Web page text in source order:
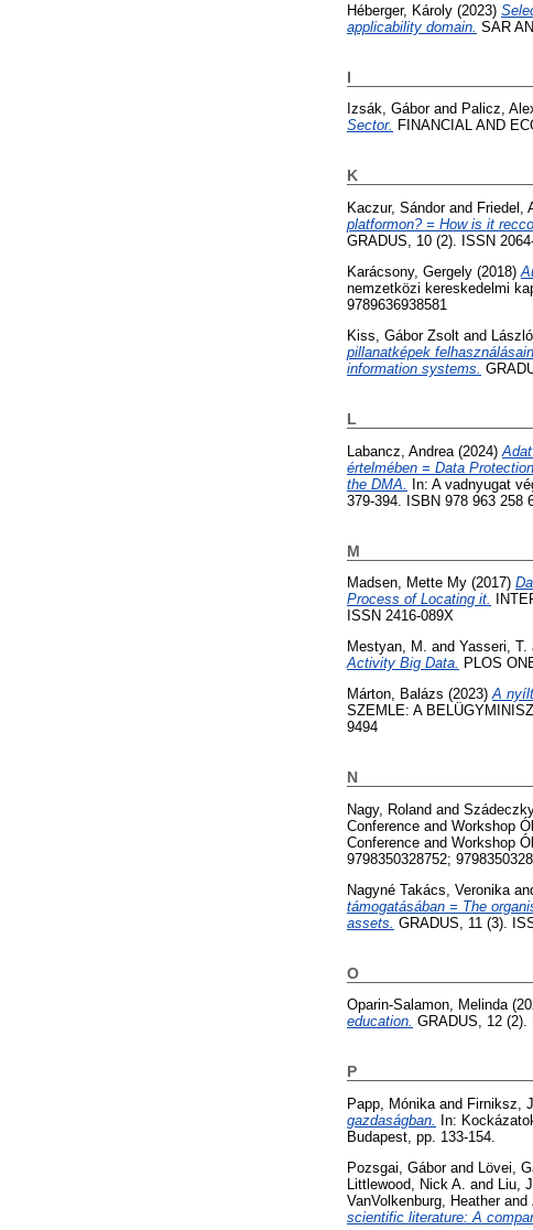
Héberger, Károly (2023)
applicability domain. SAR
I
Izsák, Gáborand Palicz,
Sector. FINANCIAL AND
K
Kaczur, Sándorand Friedel,
platformon? = How is it
GRADUS, 10 (2). ISSN
Karácsony, Gergely (2018)
nemzetközi kereskedelmi
9789636938581
Kiss, Gábor Zsolt and
pillanatképek
information systems.
L
Labancz, Andrea (2024)
értelmében = Data
the DMA.
In: A vadnyugat
379-394. ISBN 978 963 258
M
Madsen, Mette My (2017)
Process of Locating it.
ISSN 2416-089X
Mestyan, M. and Yasseri, T.
Activity Big Data. PLOS
Márton, Balázs (2023) A
SZEMLE: A
9494
N
Nagy, Roland and
Conference and Workshop
Conference and Workshop
9798350328752;
Nagyné Takács, Veronika
támogatásában = The
assets. GRADUS, 11 (3).
O
Oparin-Salamon, Melinda
education. GRADUS, 12 (2).
P
Papp, Mónikaand Firniksz,
gazdaságban.
In:
Budapest, pp. 133-154.
Pozsgai, Gáborand Lövei,
Littlewood, Nick A. and Liu,
VanVolkenburg, Heatherand
scientific literature: A